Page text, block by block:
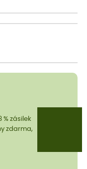
% zásilek
zdarma,